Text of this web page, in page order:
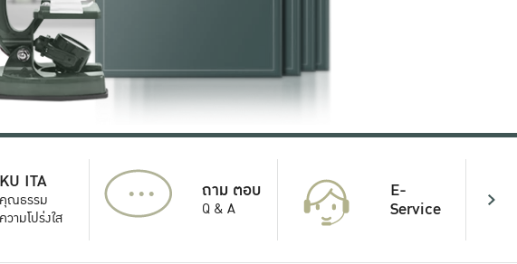
KU ITA
คุณธรรม
ความโปร่งใส
... ถาม ตอบ
Q & A
E-
Service